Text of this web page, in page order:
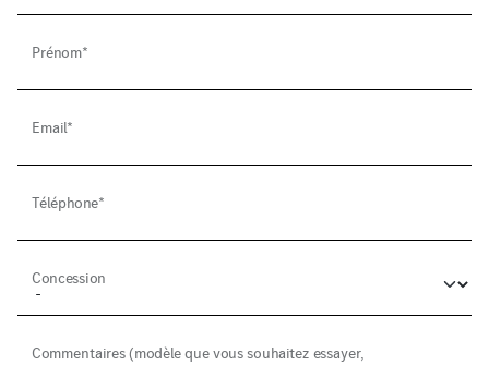
Prénom*
Email*
Téléphone*
Concession
Commentaires (modèle que vous souhaitez essayer,